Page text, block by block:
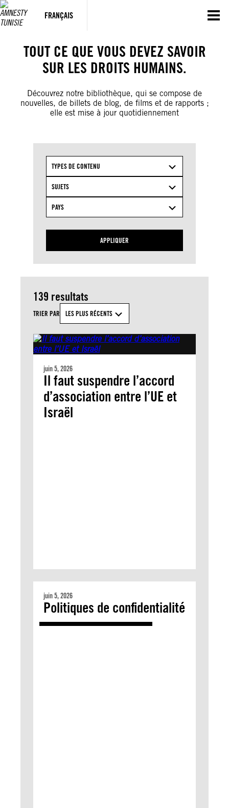
FRANÇAIS
Aller
au
contenu
TOUT CE QUE VOUS DEVEZ SAVOIR
SUR LES DROITS HUMAINS.
Découvrez notre bibliothèque, qui se compose de
nouvelles, de billets de blog, de films et de rapports ;
elle est mise à jour quotidiennement
TYPES DE CONTENU
SUJETS
PAYS
APPLIQUER
139 resultats
TRIER PAR LES PLUS RÉCENTS
juin 5, 2026
Il faut suspendre l’accord
d’association entre l’UE et
Israël
juin 5, 2026
Politiques de confidentialité